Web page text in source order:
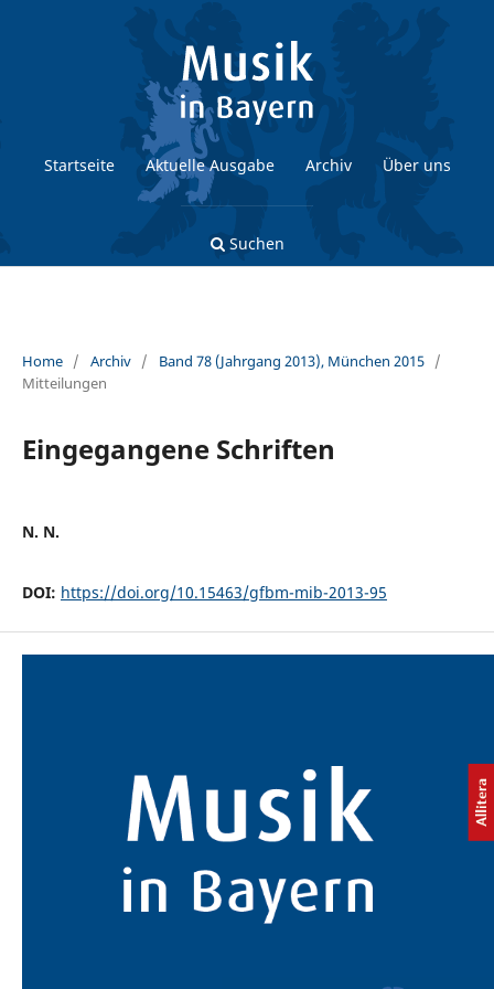
Startseite Aktuelle Ausgabe Archiv Über uns
Suchen
Home / Archiv / Band 78 (Jahrgang 2013), München 2015 /
Mitteilungen
Eingegangene Schriften
N. N.
DOI: https://doi.org/10.15463/gfbm-mib-2013-95